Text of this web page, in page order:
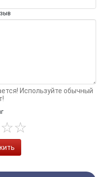
Используйте обычный